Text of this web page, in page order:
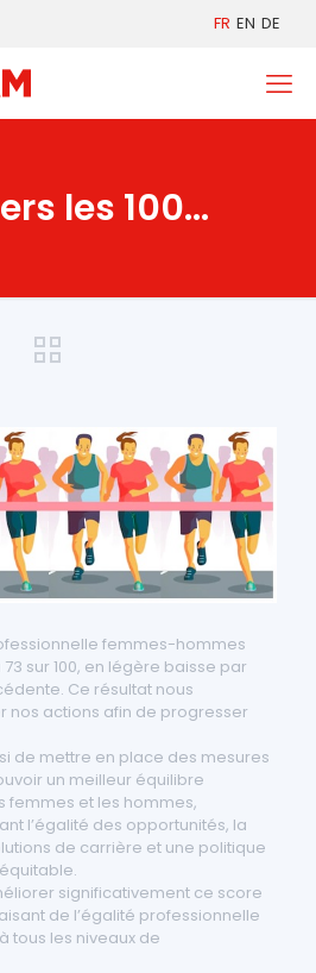
FR EN DE
les 100…
femmes-hommes
sur 100, en légère baisse par
Ce résultat nous
nos actions afin de progresser
de mettre en place des mesures
un meilleur équilibre
femmes et les hommes,
l’égalité des opportunités, la
de carrière et une politique
significativement ce score
de l’égalité professionnelle
tous les niveaux de